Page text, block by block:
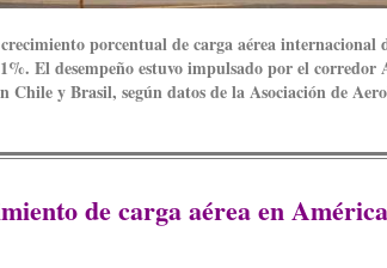
porcentual de carga aérea
El desempeño estuvo impulsado por el
Chile y Brasil, según datos de la Asociación de
de carga aérea en